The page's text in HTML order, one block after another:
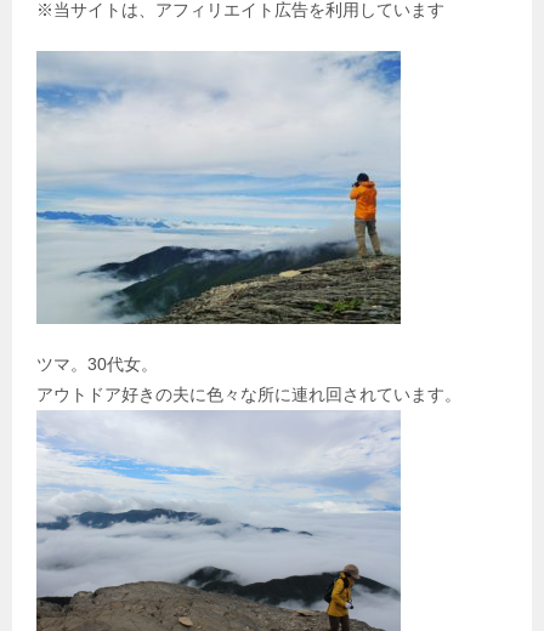
※当サイトは、アフィリエイト広告を利用しています
ツマ。30代女。
アウトドア好きの夫に色々な所に連れ回されています。